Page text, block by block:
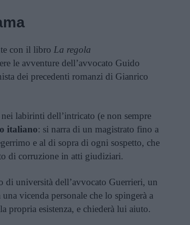
con il libro La regola
le avventure dell’avvocato Guido
dei precedenti romanzi di Gianrico
labirinti dell’intricato (e non sempre
italiano: si narra di un magistrato fino a
e al di sopra di ogni sospetto, che
di corruzione in atti giudiziari.
di università dell’avvocato Guerrieri, un
vicenda personale che lo spingerà a
propria esistenza, e chiederà lui aiuto.